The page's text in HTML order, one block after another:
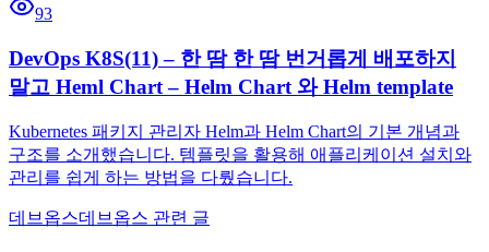
93
DevOps K8S(11) – 한 땀 한 땀 번거롭게 배포하지
말고 Heml Chart – Helm Chart 와 Helm template
Kubernetes 패키지 관리자 Helm과 Helm Chart의 기본 개념과
구조를 소개했습니다. 템플릿을 활용해 애플리케이션 설치와
관리를 쉽게 하는 방법을 다뤘습니다.
데브옵스데브옵스 관련 글